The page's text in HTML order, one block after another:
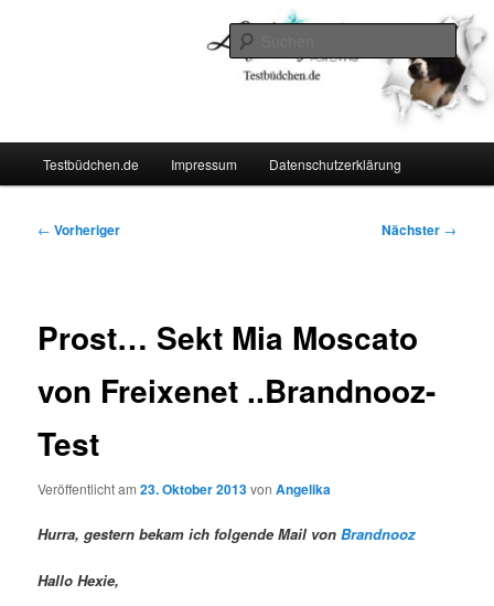
Testbüdchen.de Impressum Datenschutzerklärung
Beitragsnavigation
← Vorheriger Nächster →
Prost… Sekt Mia Moscato
von Freixenet ..Brandnooz-
Test
Veröffentlicht am23. Oktober 2013vonAngelika
Hurra, gestern bekam ich folgende Mail vonBrandnooz
Hallo Hexie,